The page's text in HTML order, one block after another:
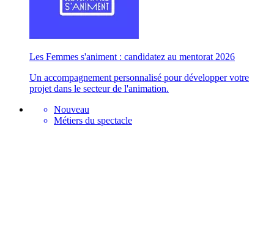
Les Femmes s'animent : candidatez au mentorat 2026
Un accompagnement personnalisé pour développer votre
projet dans le secteur de l'animation.
Nouveau
Métiers du spectacle